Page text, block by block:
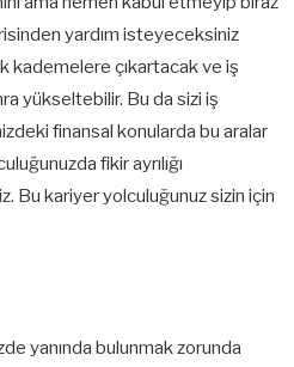
yardım isteyeceksiniz
kademelere çıkartacak ve iş
yükseltebilir. Bu da sizi iş
finansal konularda bu aralar
fikir ayrılığı
Bu kariyer yolculuğunuz sizin için
yanında bulunmak zorunda